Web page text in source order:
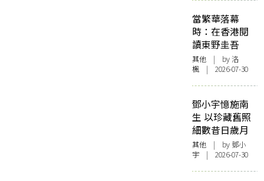
當繁華落幕
時：在香港閱
讀東野圭吾
其他 | by洛
楓 | 2026-07-30
鄧小宇憶施南
生 以珍藏舊照
細數昔日歲月
其他 | by 鄧小
宇 | 2026-07-30